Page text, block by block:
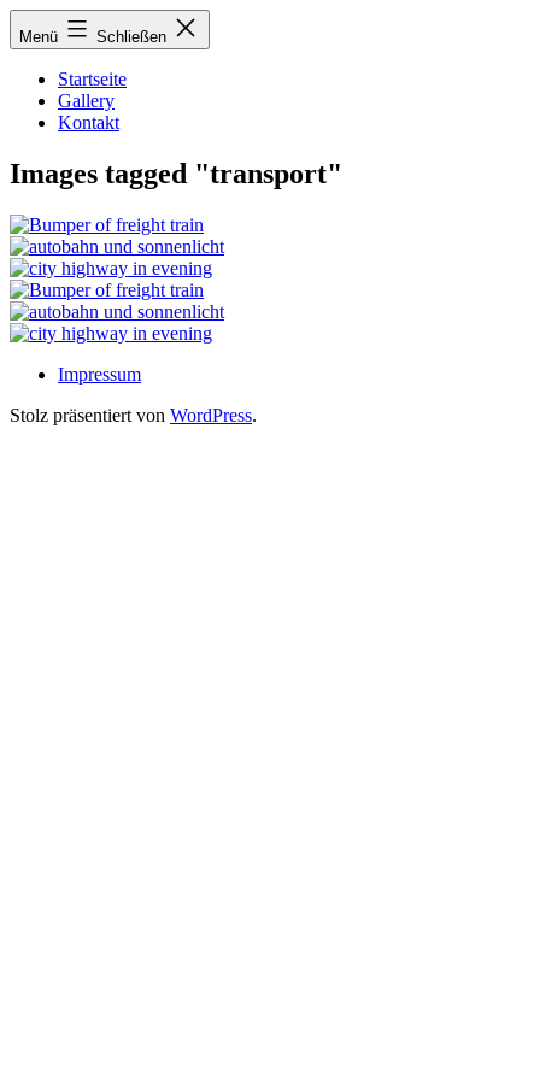
Zum
Inhalt
Menü Schließen
Startseite
Gallery
Kontakt
Images tagged "transport"
Impressum
Stolz präsentiert von WordPress.